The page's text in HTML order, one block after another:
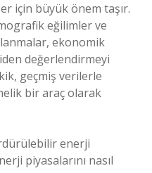
için büyük önem taşır.
eğilimler ve
ekonomik
değerlendirmeyi
geçmiş verilerle
bir araç olarak
enerji
piyasalarını nasıl